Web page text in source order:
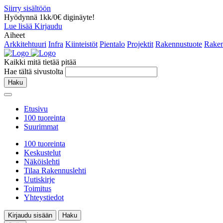
Siirry sisältöön
Hyödynnä 1kk/0€ diginäyte!
Lue lisää Kirjaudu
Aiheet
Arkkitehtuuri Infra Kiinteistöt Pientalo Projektit Rakennustuote
Kaikki mitä tietää pitää
Hae tältä sivustolta
Haku
Etusivu
100 tuoreinta
Suurimmat
100 tuoreinta
Keskustelut
Näköislehti
Tilaa Rakennuslehti
Uutiskirje
Toimitus
Yhteystiedot
Kirjaudu sisään
Haku